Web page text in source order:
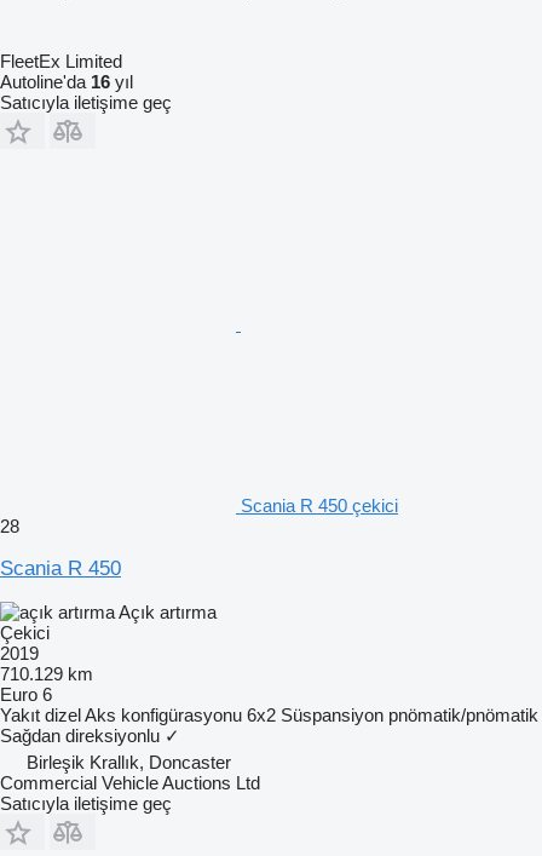
FleetEx Limited
Autoline'da 16 yıl
Satıcıyla iletişime geç
Scania R 450 çekici
28
Scania R 450
Açık artırma
Çekici
2019
710.129 km
Euro 6
Yakıt dizelAks konfigürasyonu 6x2 Süspansiyon pnömatik/pnömatik
Sağdan direksiyonlu ✓
Birleşik Krallık, Doncaster
Commercial Vehicle Auctions Ltd
Satıcıyla iletişime geç